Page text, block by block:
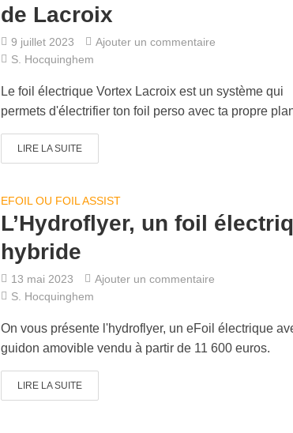
de Lacroix
9 juillet 2023
Ajouter un commentaire
S. Hocquinghem
Le foil électrique Vortex Lacroix est un système qui
permets d'électrifier ton foil perso avec ta propre
LIRE LA SUITE
EFOIL OU FOIL ASSIST
L’Hydroflyer, un foil
hybride
13 mai 2023
Ajouter un commentaire
S. Hocquinghem
On vous présente l'hydroflyer, un eFoil électrique
guidon amovible vendu à partir de 11 600 euros.
LIRE LA SUITE